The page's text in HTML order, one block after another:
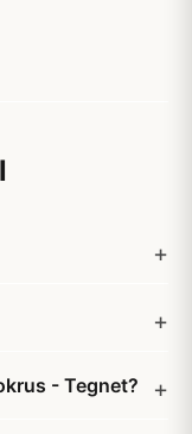
- Tegnet?